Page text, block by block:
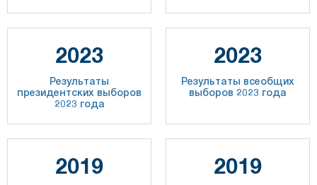
2023
Результаты
президентских выборов
2023 года
2023
Результаты всеобщих
выборов 2023 года
2019 2019